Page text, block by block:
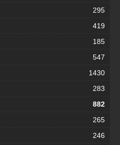
295
419
185
547
1430
283
882
265
246